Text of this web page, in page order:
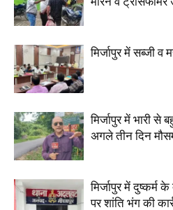
मिर्जापुर में सब्जी व
मिर्जापुर में भारी से
अगले तीन दिन
मिर्जापुर में दुष्कर्म
पर शांति भंग की